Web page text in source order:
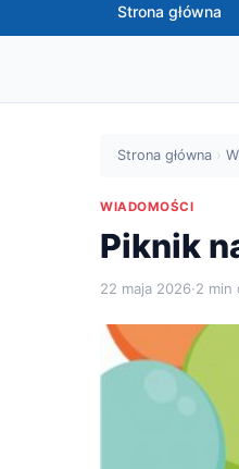
Strona główna
Strona główna ›
WIADOMOŚCI
Piknik
22 maja 2026·2 min